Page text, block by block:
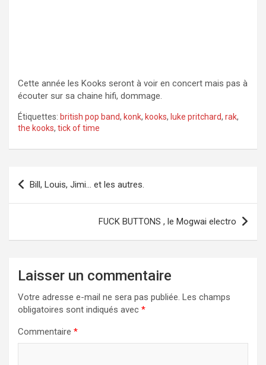
Cette année les Kooks seront à voir en concert mais pas à
écouter sur sa chaine hifi, dommage.
Étiquettes: british pop band, konk, kooks, luke pritchard, rak,
the kooks, tick of time
Navigation
de
Bill, Louis, Jimi… et les autres.
FUCK BUTTONS , le Mogwai electro
Laisser un commentaire
Votre adresse e-mail ne sera pas publiée. Les champs
obligatoires sont indiqués avec *
Commentaire *